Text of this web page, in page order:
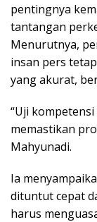
pentingnya
tantangan
Menurutnya,
insan pers
yang akurat,
“Uji
memastikan
Mahyunadi.
Ia
dituntut cepat
harus